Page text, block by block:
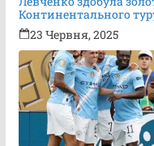
Континентального
23 Червня, 2025